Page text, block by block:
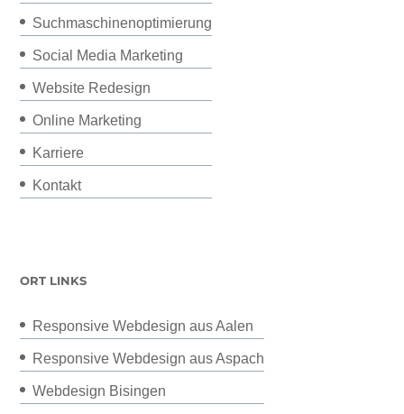
Suchmaschinenoptimierung
Social Media Marketing
Website Redesign
Online Marketing
Karriere
Kontakt
ORT LINKS
Responsive Webdesign aus Aalen
Responsive Webdesign aus Aspach
Webdesign Bisingen